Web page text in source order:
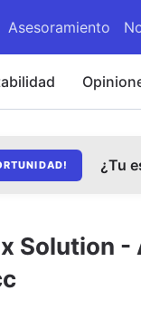
Asesoramiento
¿Tu
Solution -